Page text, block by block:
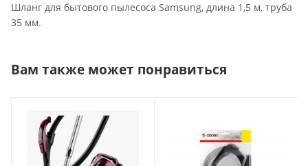
Шланг для бытового пылесоса Samsung, длина 1,5 м, труба
35 мм.
Вам также может понравиться